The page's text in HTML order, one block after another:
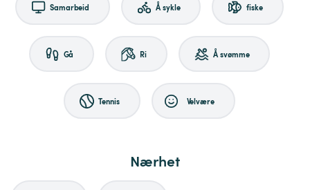
Samarbeid Å sykle fiske
Gå Ri Å svømme
Tennis Velvære
Nærhet